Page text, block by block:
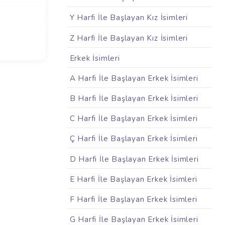
Y Harfi İle Başlayan Kız İsimleri
Z Harfi İle Başlayan Kız İsimleri
Erkek İsimleri
A Harfi İle Başlayan Erkek İsimleri
B Harfi İle Başlayan Erkek İsimleri
C Harfi İle Başlayan Erkek İsimleri
Ç Harfi İle Başlayan Erkek İsimleri
D Harfi İle Başlayan Erkek İsimleri
E Harfi İle Başlayan Erkek İsimleri
F Harfi İle Başlayan Erkek İsimleri
G Harfi İle Başlayan Erkek İsimleri